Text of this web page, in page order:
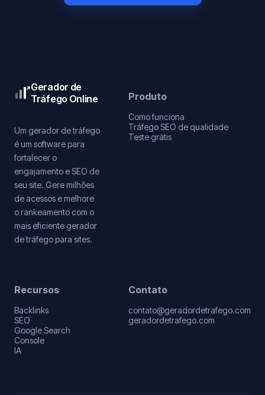
Gerador de
Tráfego Online
Um gerador de tráfego
é um software para
fortalecer o
engajamento e SEO de
seu site. Gere milhões
de acessos e melhore
o rankeamento com o
mais eficiente gerador
de tráfego para sites.
Produto
Como funciona
Tráfego SEO de qualidade
Teste grátis
Recursos
Backlinks
SEO
Google Search
Console
IA
Contato
contato@geradordetrafego.com
geradordetrafego.com